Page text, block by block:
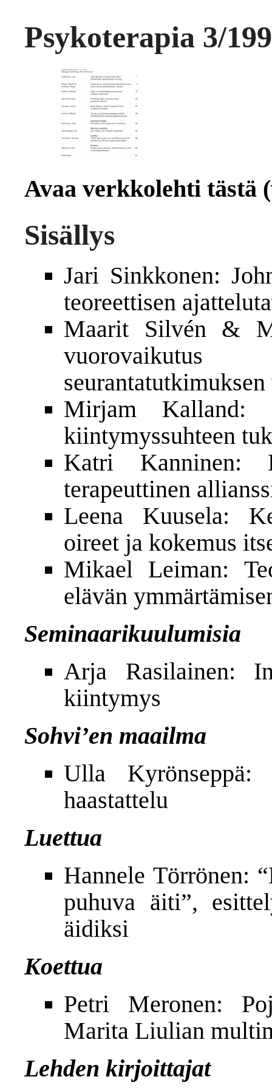
Psykoterapia 3/
Avaa verkkolehti tästä
Sisällys
Jari Sinkkonen:
teoreettisen
Maarit Silvén &
vuorovaikutus
seurantatutkimuksen
Mirjam Kalland:
kiintymyssuhteen
Katri Kanninen:
terapeuttinen
Leena Kuusela:
oireet ja kokemus
Mikael Leiman:
elävän
Seminaarikuulumisia
Arja Rasilainen:
kiintymys
Sohvi’en maailma
Ulla
haastattelu
Luettua
Hannele Törrönen:
puhuva äiti”,
äidiksi
Koettua
Petri Meronen:
Marita Liulian
Lehden kirjoittajat